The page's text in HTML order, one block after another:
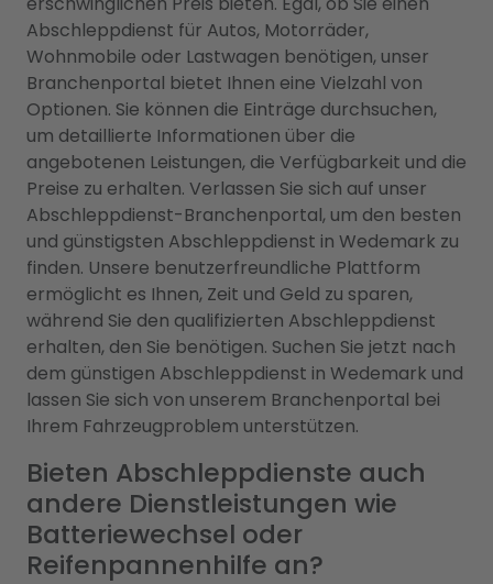
Abschleppdienst für Autos, Motorräder,
Wohnmobile oder Lastwagen benötigen, unser
Branchenportal bietet Ihnen eine Vielzahl von
Optionen. Sie können die Einträge durchsuchen,
um detaillierte Informationen über die
angebotenen Leistungen, die Verfügbarkeit und die
Preise zu erhalten. Verlassen Sie sich auf unser
Abschleppdienst-Branchenportal, um den besten
und günstigsten Abschleppdienst in Wedemark zu
finden. Unsere benutzerfreundliche Plattform
ermöglicht es Ihnen, Zeit und Geld zu sparen,
während Sie den qualifizierten Abschleppdienst
erhalten, den Sie benötigen. Suchen Sie jetzt nach
dem günstigen Abschleppdienst in Wedemark und
lassen Sie sich von unserem Branchenportal bei
Ihrem Fahrzeugproblem unterstützen.
Bieten Abschleppdienste auch
andere Dienstleistungen wie
Batteriewechsel oder
Reifenpannenhilfe an?